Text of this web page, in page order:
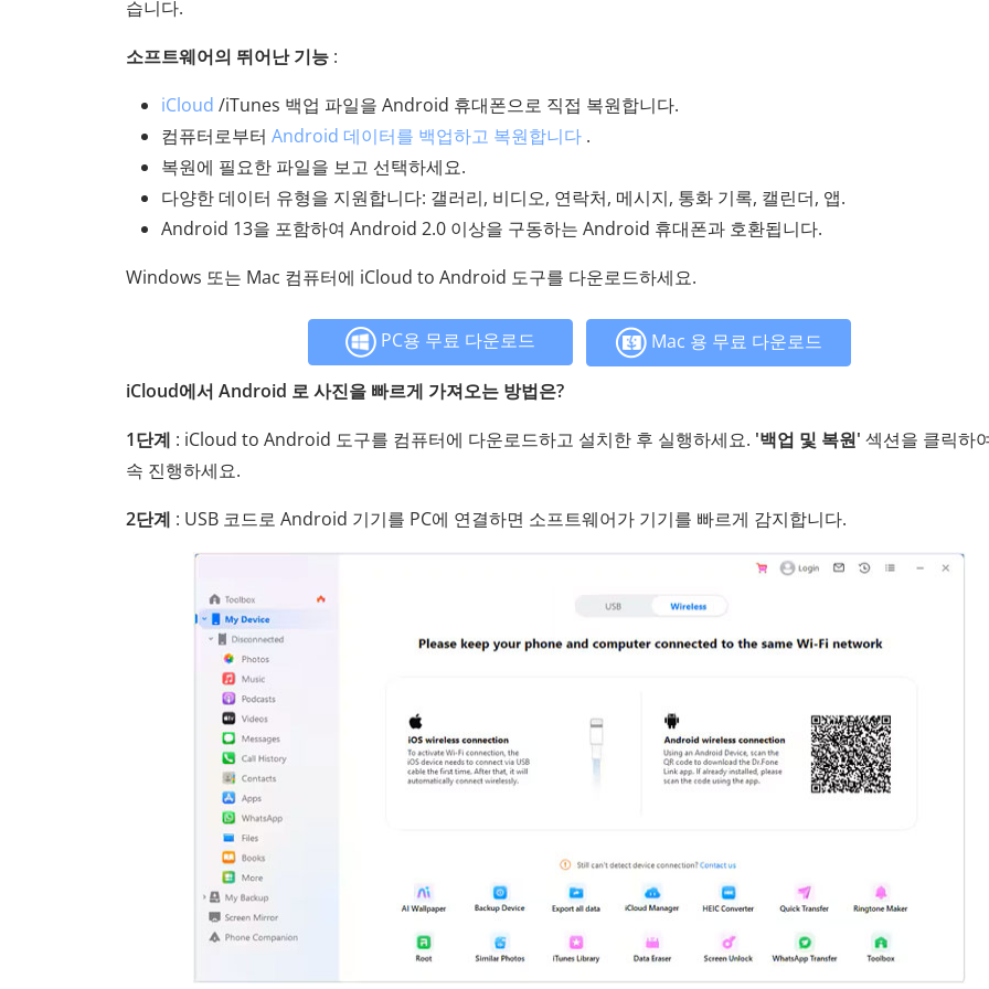
습니다.
소프트웨어의 뛰어난 기능 :
iCloud /iTunes 백업 파일을 Android 휴대폰으로 직접 복원합니다.
컴퓨터로부터 Android 데이터를 백업하고 복원합니다 .
복원에 필요한 파일을 보고 선택하세요.
다양한 데이터 유형을 지원합니다: 갤러리, 비디오, 연락처, 메시지, 통화 기록, 캘린더, 앱.
Android 13을 포함하여 Android 2.0 이상을 구동하는 Android 휴대폰과 호환됩니다.
Windows 또는 Mac 컴퓨터에 iCloud to Android 도구를 다운로드하세요.
PC용 무료 다운로드 Mac 용 무료 다운로드
iCloud에서 Android 로 사진을 빠르게 가져오는 방법은?
1단계 : iCloud to Android 도구를 컴퓨터에 다운로드하고 설치한 후 실행하세요. '백업 및 복원' 섹션을 클릭하
속 진행하세요.
2단계 : USB 코드로 Android 기기를 PC에 연결하면 소프트웨어가 기기를 빠르게 감지합니다.